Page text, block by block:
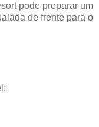
pode preparar um
de frente para o